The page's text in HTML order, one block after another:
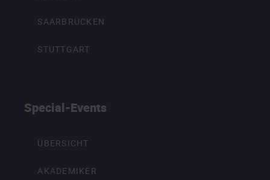
SAARBRÜCKEN
STUTTGART
Special-Events
ÜBERSICHT
AKADEMIKER